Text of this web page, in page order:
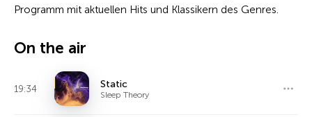
Programm mit aktuellen Hits und Klassikern des Genres.
On the air
19:34 Static
Sleep Theory